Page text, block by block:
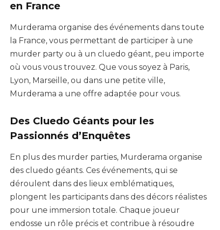
en France
Murderama organise des événements dans toute
la France, vous permettant de participer à une
murder party ou à un cluedo géant, peu importe
où vous vous trouvez. Que vous soyez à Paris,
Lyon, Marseille, ou dans une petite ville,
Murderama a une offre adaptée pour vous.
Des Cluedo Géants pour les
Passionnés d’Enquêtes
En plus des murder parties, Murderama organise
des cluedo géants. Ces événements, qui se
déroulent dans des lieux emblématiques,
plongent les participants dans des décors réalistes
pour une immersion totale. Chaque joueur
endosse un rôle précis et contribue à résoudre